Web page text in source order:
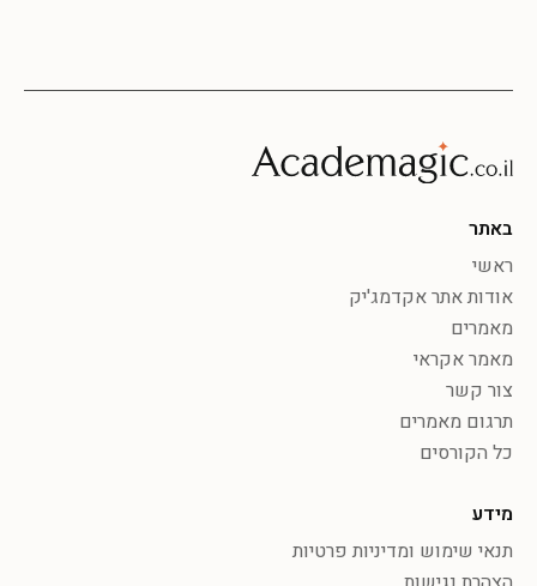
באתר
ראשי
אודות אתר אקדמג'יק
מאמרים
מאמר אקראי
צור קשר
תרגום מאמרים
כל הקורסים
מידע
תנאי שימוש ומדיניות פרטיות